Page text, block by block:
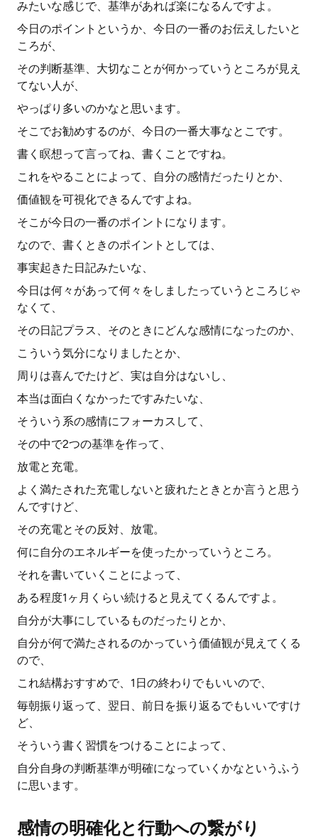
みたいな感じで、基準があれば楽になるんですよ。
今日のポイントというか、今日の一番のお伝えしたいと
ころが、
その判断基準、大切なことが何かっていうところが見え
てない人が、
やっぱり多いのかなと思います。
そこでお勧めするのが、今日の一番大事なとこです。
書く瞑想って言ってね、書くことですね。
これをやることによって、自分の感情だったりとか、
価値観を可視化できるんですよね。
そこが今日の一番のポイントになります。
なので、書くときのポイントとしては、
事実起きた日記みたいな、
今日は何々があって何々をしましたっていうところじゃ
なくて、
その日記プラス、そのときにどんな感情になったのか、
こういう気分になりましたとか、
周りは喜んでたけど、実は自分はないし、
本当は面白くなかったですみたいな、
そういう系の感情にフォーカスして、
その中で2つの基準を作って、
放電と充電。
よく満たされた充電しないと疲れたときとか言うと思う
んですけど、
その充電とその反対、放電。
何に自分のエネルギーを使ったかっていうところ。
それを書いていくことによって、
ある程度1ヶ月くらい続けると見えてくるんですよ。
自分が大事にしているものだったりとか、
自分が何で満たされるのかっていう価値観が見えてくる
ので、
これ結構おすすめで、1日の終わりでもいいので、
毎朝振り返って、翌日、前日を振り返るでもいいですけ
ど、
そういう書く習慣をつけることによって、
自分自身の判断基準が明確になっていくかなというふう
に思います。
感情の明確化と行動への繋がり